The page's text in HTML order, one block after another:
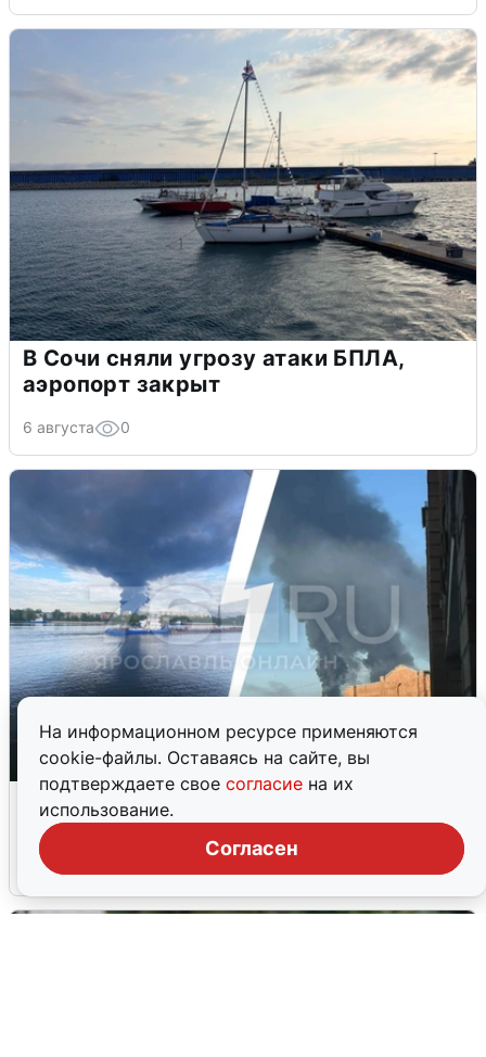
На информационном ресурсе применяются
cookie-файлы. Оставаясь на сайте, вы
подтверждаете свое согласие на их
использование.
Согласен
В Сочи сняли угрозу атаки БПЛА,
аэропорт закрыт
6 августа 0
Ночная атака БПЛА на Ярославль:
попадания и последствия
6 августа